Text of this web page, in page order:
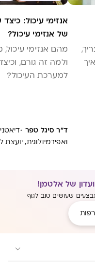
אנזימי עיכול: כיצד
של אנזימי עיכול?
מהם אנזימי
ולמה זה גורם,
למערכת העיכול?
ד"ר סיגל טפר ·
ואפידמיולוגית,
של אלטמן!
שעושים טוב לגוף